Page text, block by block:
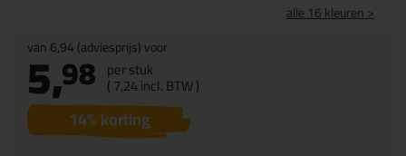
alle 16 kleuren >
van6,94(adviesprijs) voor
5,98 per stuk
(7,24incl. BTW )
14% korting